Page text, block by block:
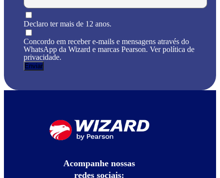
Declaro ter mais de 12 anos.
Concordo em receber e-mails e mensagens através do
WhatsApp da Wizard e marcas Pearson. Ver política de
privacidade.
Acompanhe nossas
redes sociais: